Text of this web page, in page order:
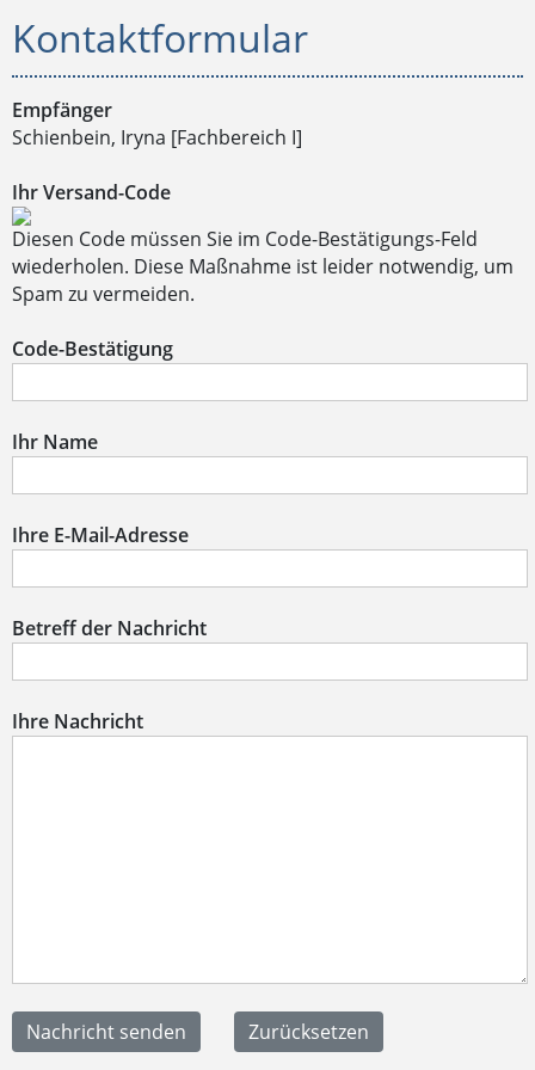
Kontaktformular
Empfänger
Schienbein, Iryna [Fachbereich I]
Ihr Versand-Code
Diesen Code müssen Sie im Code-Bestätigungs-Feld
wiederholen. Diese Maßnahme ist leider notwendig, um
Spam zu vermeiden.
Code-Bestätigung
Ihr Name
Ihre E-Mail-Adresse
Betreff der Nachricht
Ihre Nachricht